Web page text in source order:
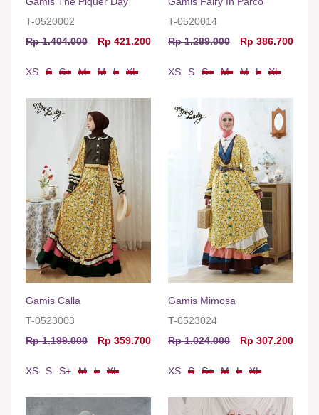
T-0520002
Rp 1.404.000
Rp 421.200
XS S S+ M- M L XL
T-0520014
Rp 1.289.000
Rp 386.700
XS S S+ M- M L XL
Gamis Calla
T-0523003
Rp 1.199.000
Rp 359.700
XS S S+ M L XL
Gamis Mimosa
T-0523024
Rp 1.024.000
Rp 307.200
XS S S+ M L XL